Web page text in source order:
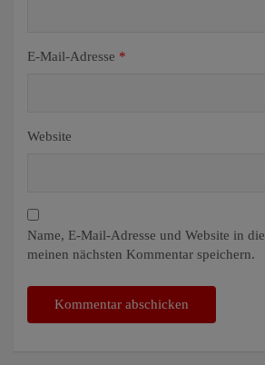
E-Mail-Adresse *
Website
Name, E-Mail-Adresse und Website in
meinen nächsten Kommentar speichern.